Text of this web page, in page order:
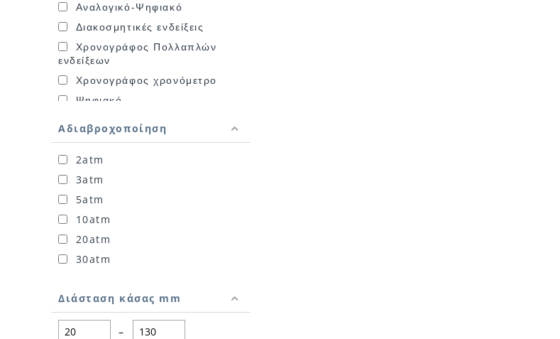
Αναλογικό-Ψηφιακό
Διακοσμητικές ενδείξεις
Χρονογράφος Πολλαπλών
ενδείξεων
Χρονογράφος χρονόμετρο
Ψηφιακό
Αδιαβροχοποίηση
2atm
3atm
5atm
10atm
20atm
30atm
Διάσταση κάσας mm
–